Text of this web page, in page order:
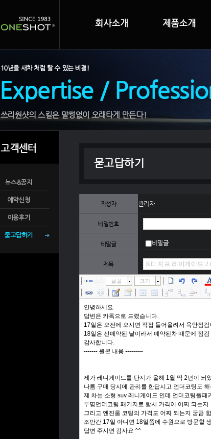
회사소개 제품소개
10년을 새차 처럼 탈 수 있는 비결!
Expertise /
쓰리원샷의 스킬은 말썽없이 오래타게 만든다!
고객센터
뉴스&공지
예약신청
이용후기
묻고답하기
묻고답하기
작성자 관리자
비밀번호
비밀글 비밀글
제목
글꼴 크기